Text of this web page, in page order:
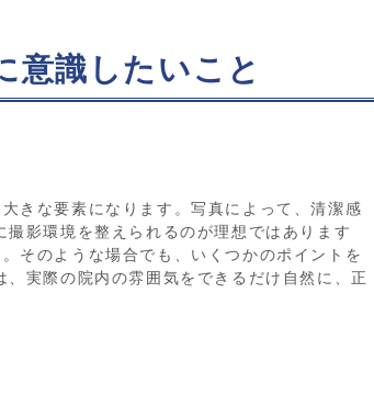
意識したいこと
きな要素になります。写真によって、清潔感
影環境を整えられるのが理想ではあります
そのような場合でも、いくつかのポイントを
実際の院内の雰囲気をできるだけ自然に、正